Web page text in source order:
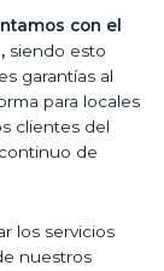
con el
siendo esto
garantías al
para locales
clientes del
de
los servicios
nuestros